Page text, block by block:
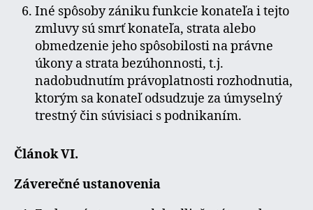
Iné spôsoby zániku funkcie konateľa i tejto
zmluvy sú smrť konateľa, strata alebo
obmedzenie jeho spôsobilosti na právne
úkony a strata bezúhonnosti, t.j.
nadobudnutím právoplatnosti rozhodnutia,
ktorým sa konateľ odsudzuje za úmyselný
trestný čin súvisiaci s podnikaním.
Článok VI.
Záverečné ustanovenia